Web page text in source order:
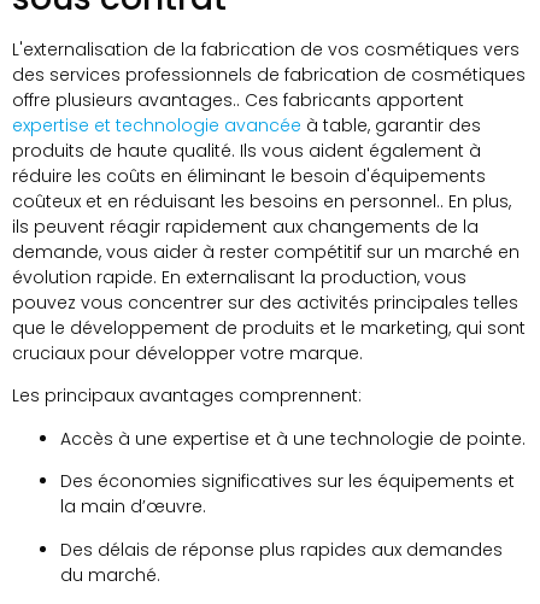
L'externalisation de la fabrication de vos cosmétiques vers
des services professionnels de fabrication de cosmétiques
offre plusieurs avantages.. Ces fabricants apportent
expertise et technologie avancée à table, garantir des
produits de haute qualité. Ils vous aident également à
réduire les coûts en éliminant le besoin d'équipements
coûteux et en réduisant les besoins en personnel.. En plus,
ils peuvent réagir rapidement aux changements de la
demande, vous aider à rester compétitif sur un marché en
évolution rapide. En externalisant la production, vous
pouvez vous concentrer sur des activités principales telles
que le développement de produits et le marketing, qui sont
cruciaux pour développer votre marque.
Les principaux avantages comprennent:
Accès à une expertise et à une technologie de pointe.
Des économies significatives sur les équipements et
la main d’œuvre.
Des délais de réponse plus rapides aux demandes
du marché.